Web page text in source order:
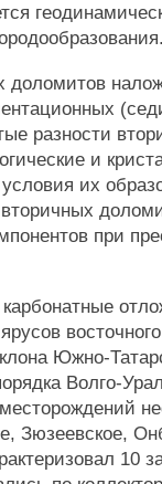
разности
и
их
при
Южно-
Волго-
Зюзеевское,
10